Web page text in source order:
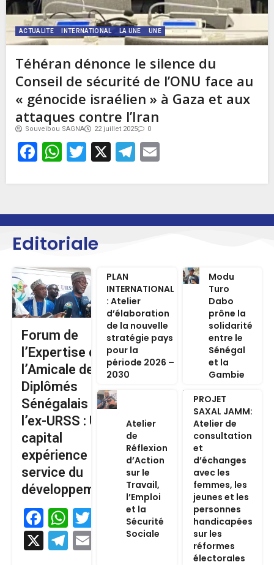
ACTUALITE INTERNATIONAL LA UNE UNE
Téhéran dénonce le silence du
Conseil de sécurité de l’ONU face au
« génocide israélien » à Gaza et aux
attaques contre l’Iran
Souveibou SAGNA 22 juillet 2025 0
Facebook
WhatsApp
Twitter
X Telegram
Editoriale
Forum de
l’Expertise de
l’Amicale des
Diplômés
Sénégalais de
l’ex-URSS : Un
capital
expérience au
service du
développement
Facebook
WhatsApp
Twitter
X
Telegram
Email
PLAN
INTERNATIONAL
: Atelier
d’élaboration
de la nouvelle
stratégie pays
pour la
période 2026 –
2030
Modu
Turo
Dabo
prône la
solidarité
entre le
Sénégal
et la
Gambie
Atelier
de
Réflexion
d’Action
sur le
Travail,
l’Emploi
et la
Sécurité
Sociale
PROJET
SAXAL JAMM:
Atelier de
consultation
et
d’échanges
avec les
femmes, les
jeunes et les
personnes
handicapées
sur les
réformes
électorales